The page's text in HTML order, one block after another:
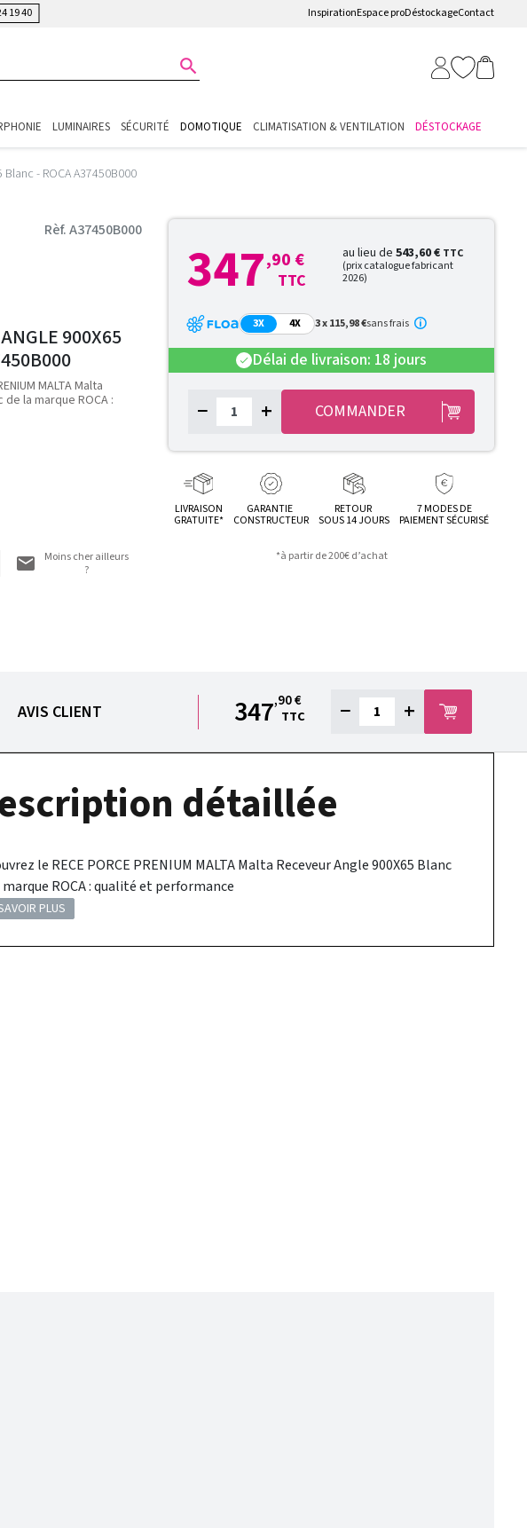
19 40 InspirationEspace proDéstockageContact

LUMINAIRES SÉCURITÉ DOMOTIQUE CLIMATISATION & VENTILATION DÉSTOCKAGE
- ROCA A37450B000
Rèf. A37450B000
900X65
MALTA Malta
la marque ROCA :
Moins cher ailleurs
?
347,90 €
TTC
au lieu de 543,60 € TTC
(prix catalogue fabricant
2026)
3X 4X 3 x 115,98 €sans frais
check Délai de livraison: 18 jours
− + COMMANDER
LIVRAISON
GRATUITE*
GARANTIE
CONSTRUCTEUR
RETOUR
SOUS 14 JOURS
7 MODES DE
PAIEMENT SÉCURISÉ
*à partir de 200€ d’achat
AVIS CLIENT 347,90 €
TTC
− +
détaillée
le RECE PORCE PRENIUM MALTA Malta Receveur Angle 900X65 Blanc
marque ROCA : qualité et performance
PLUS